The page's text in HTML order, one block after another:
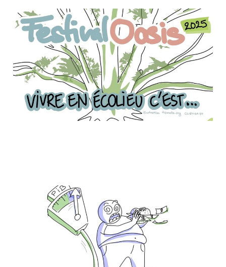
Festival Oasis 2025
05 Oct 20253 min read
La décroissance en
images
3 min read